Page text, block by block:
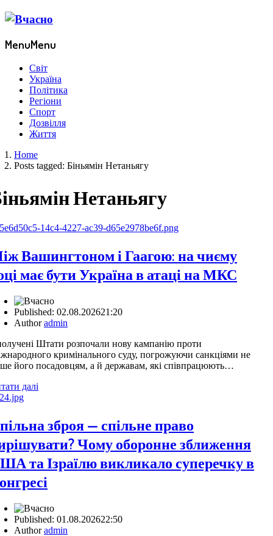
MenuMenu
Світ
Україна
Політика
Регіони
Спорт
Дозвілля
Життя
Home
Posts tagged: Біньямін Нетаньягу
Нетаньягу
Вашингтоном і Гаагою: на чиєму
має бути Україна в атаці на МКС
Published: 02.08.202621:20
Authoradmin
Штати розпочали нову кампанію проти
кримінального суду, погрожуючи санкціями не
його посадовцям, а й державам, які співпрацюють…
далі
зброя — спільне право
Чому оборонне зближення
та Ізраїлю викликало суперечку в
Published: 01.08.202622:50
Authoradmin